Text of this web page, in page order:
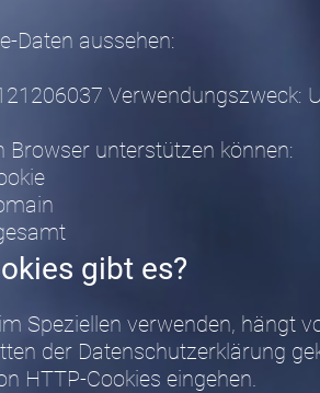
Daten aussehen:
Verwendungszweck:
Browser unterstützen können:
gibt es?
Speziellen verwenden, hängt
der Datenschutzerklärung
HTTP-Cookies eingehen.